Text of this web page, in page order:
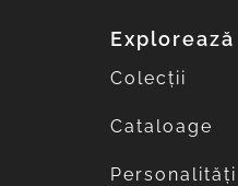
Explorează
Colecții
Cataloage
Personalități